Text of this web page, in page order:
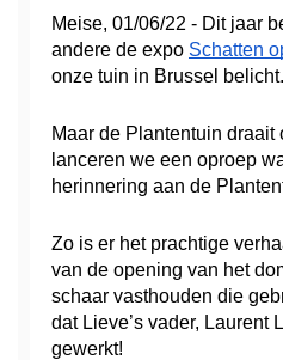
Meise, 01/06/22 - Dit jaar
andere de expo Schatten
onze tuin in Brussel
Maar de Plantentuin
lanceren we een oproep
herinnering aan de
Zo is er het prachtige
van de opening van het
schaar vasthouden die
dat Lieve’s vader, Laurent
gewerkt!